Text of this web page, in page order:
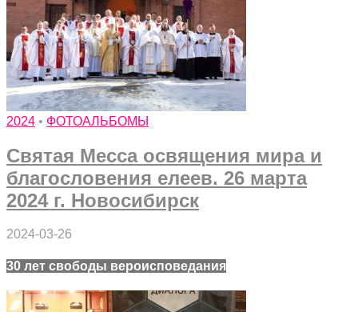
2024 • ФОТОАЛЬБОМЫ
Святая Месса освящения мира и
благословения елеев. 26 марта
2024 г. Новосибирск
2024-03-26
30 лет свободы вероисповедания